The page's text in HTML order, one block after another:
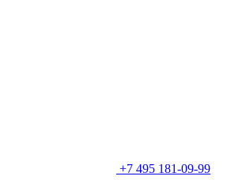
+7 495 181-09-99